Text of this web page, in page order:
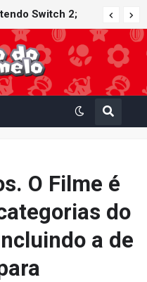
Switch 2;
atualização
O Filme é
do
a de